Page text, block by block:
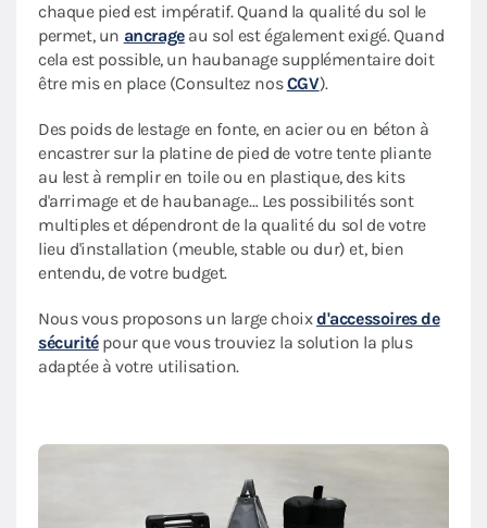
chaque pied est impératif. Quand la qualité du sol le
permet, un ancrageau sol est également exigé. Quand
cela est possible, un haubanage supplémentaire doit
être mis en place (Consultez nosCGV).
Des poids de lestage en fonte, en acier ou en béton à
encastrer sur la platine de pied de votre tente pliante
au lest à remplir en toile ou en plastique, des kits
d'arrimage et de haubanage… Les possibilités sont
multiples et dépendront de la qualité du sol de votre
lieu d'installation (meuble, stable ou dur) et, bien
entendu, de votre budget.
Nous vous proposons un large choixd'accessoires de
sécuritépour que vous trouviez la solution la plus
adaptée à votre utilisation.